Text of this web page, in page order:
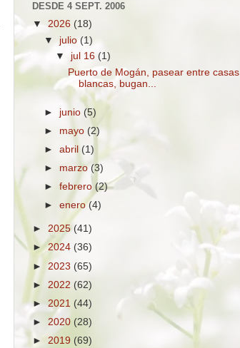
DESDE 4 SEPT. 2006
▼ 2026 (18)
▼ julio(1)
▼jul 16(1)
Puerto de Mogán, pasear entre casas
blancas, bugan...
► junio (5)
► mayo (2)
►abril(1)
► marzo (3)
►febrero(2)
►enero(4)
► 2025 (41)
►2024 (36)
► 2023 (65)
► 2022 (62)
► 2021 (44)
► 2020 (28)
► 2019 (69)